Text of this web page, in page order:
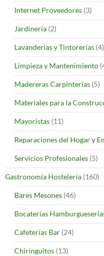
Internet Proveedores (3)
Jardinería (2)
Lavanderías y Tintorerías (4)
Limpieza y Mantenimiento
Madereras Carpinterías (5)
Materiales para la
Mayoristas (11)
Reparaciones del Hogar y
Servicios Profesionales (5)
Gastronomía Hostelería (160)
Bares Mesones (46)
Bocaterías
Cafeterías Bar (24)
Chiringuitos (13)